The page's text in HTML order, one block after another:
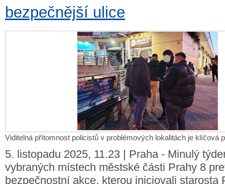
bezpečnější ulice
Viditelná přítomnost policistů v problémových lokalitách je klíčová
5. listopadu 2025, 11.23 | Praha - Minulý
vybraných místech městské části Prahy 8
bezpečnostní akce, kterou iniciovali starosta